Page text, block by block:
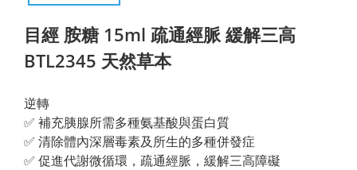
目經 胺糖 15ml 疏通經脈 緩解三高
BTL2345 天然草本
逆轉
✅ 補充胰腺所需多種氨基酸與蛋白質
✅ 清除體內深層毒素及所生的多種併發症
✅ 促進代謝微循環，疏通經脈，緩解三高障礙